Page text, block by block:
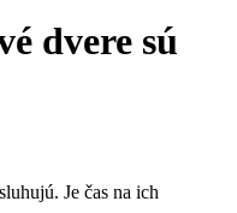
dvere sú
Je čas na ich